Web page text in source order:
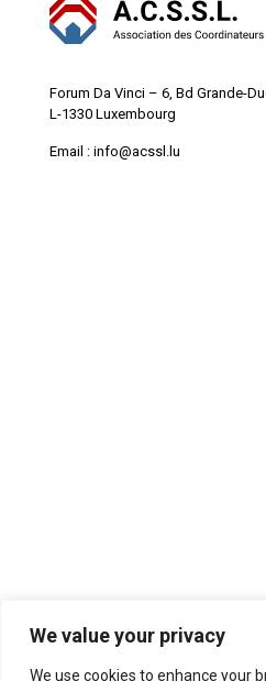
We value your privacy
We use cookies to enhance your
Forum Da Vinci – 6, Bd Grande-
L-1330 Luxembourg
Email : info@acssl.lu